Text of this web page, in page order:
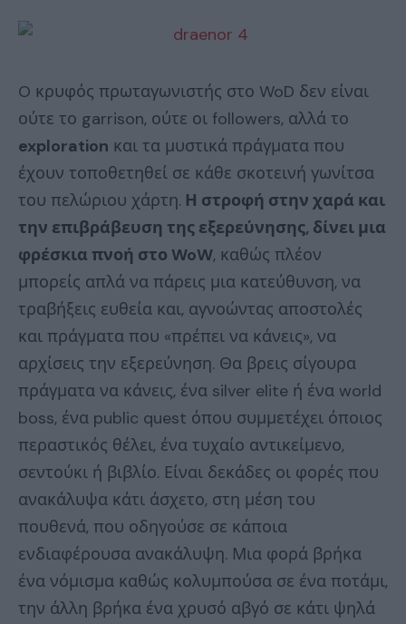
O κρυφός πρωταγωνιστής στο WoD δεν είναι
ούτε το garrison, ούτε οι followers, αλλά το
exploration και τα μυστικά πράγματα που
έχουν τοποθετηθεί σε κάθε σκοτεινή γωνίτσα
του πελώριου χάρτη. Η στροφή στην χαρά και
την επιβράβευση της εξερεύνησης, δίνει μια
φρέσκια πνοή στο WoW, καθώς πλέον
μπορείς απλά να πάρεις μια κατεύθυνση, να
τραβήξεις ευθεία και, αγνοώντας αποστολές
και πράγματα που «πρέπει να κάνεις», να
αρχίσεις την εξερεύνηση. Θα βρεις σίγουρα
πράγματα να κάνεις, ένα silver elite ή ένα world
boss, ένα public quest όπου συμμετέχει όποιος
περαστικός θέλει, ένα τυχαίο αντικείμενο,
σεντούκι ή βιβλίο. Είναι δεκάδες οι φορές που
ανακάλυψα κάτι άσχετο, στη μέση του
πουθενά, που οδηγούσε σε κάποια
ενδιαφέρουσα ανακάλυψη. Μια φορά βρήκα
ένα νόμισμα καθώς κολυμπούσα σε ένα ποτάμι,
την άλλη βρήκα ένα χρυσό αβγό σε κάτι ψηλά